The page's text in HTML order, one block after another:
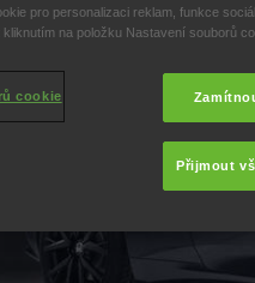
pro personalizaci reklam, funkce
kliknutím na položku Nastavení souborů
Přijmout
cookie